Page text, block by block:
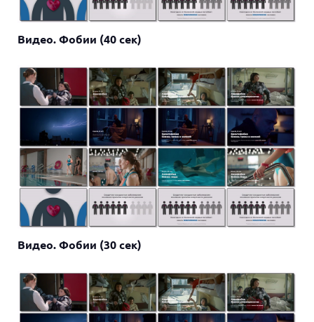
Видео. Фобии (40 сек)
Видео. Фобии (30 сек)